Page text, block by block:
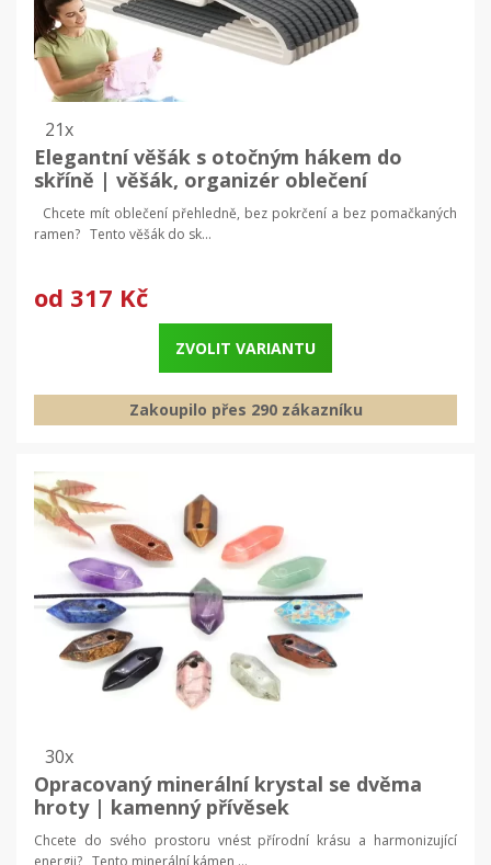
21x
Elegantní věšák s otočným hákem do
skříně | věšák, organizér oblečení
Chcete mít oblečení přehledně, bez pokrčení a bez pomačkaných
ramen? Tento věšák do sk...
od 317 Kč
ZVOLIT VARIANTU
Zakoupilo přes 290 zákazníku
30x
Opracovaný minerální krystal se dvěma
hroty | kamenný přívěsek
Chcete do svého prostoru vnést přírodní krásu a harmonizující
energii? Tento minerální kámen ...